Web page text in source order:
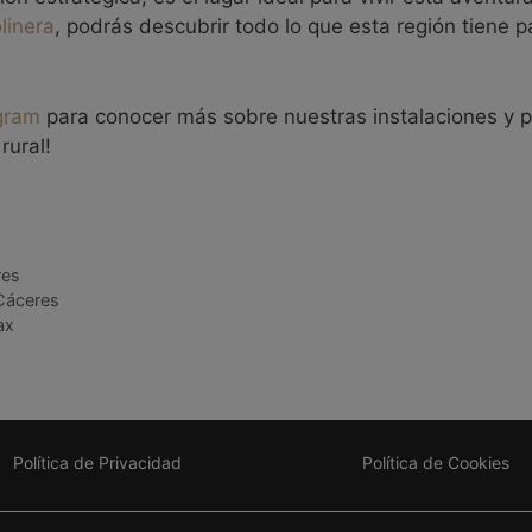
, podrás descubrir todo lo que esta región tiene
para conocer más sobre nuestras instalaciones y
Política de Privacidad Política de Cookies